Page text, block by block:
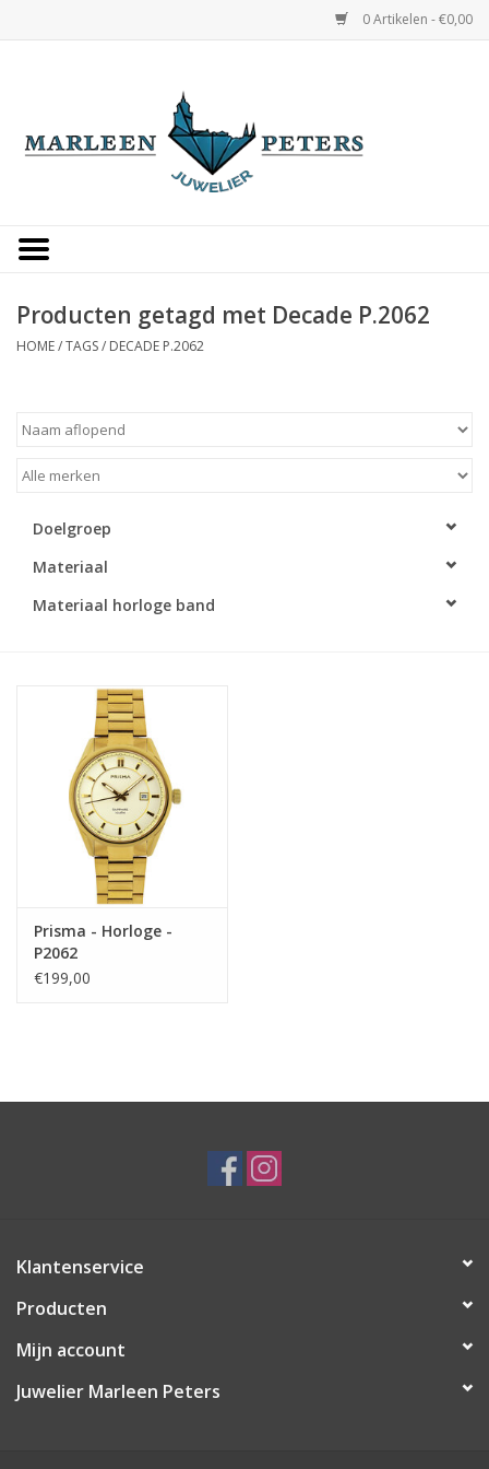
0 Artikelen - €0,00
Occasions
Overige
Merken
Cadeaukaarten
Producten getagd met Decade P.2062
HOME/TAGS/ DECADE P.2062
Doelgroep
Materiaal
Materiaal horloge band
Prisma - Horloge -
P2062
€199,00
Klantenservice
Producten
Mijn account
Juwelier Marleen Peters